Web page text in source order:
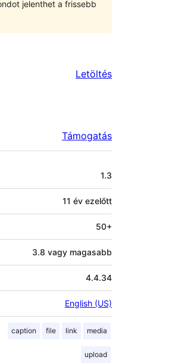
jelenthet a frissebb
Letöltés
Támogatás
1.3
11 év ezelőtt
50+
3.8 vagy magasabb
4.4.34
English (US)
caption file link media
upload